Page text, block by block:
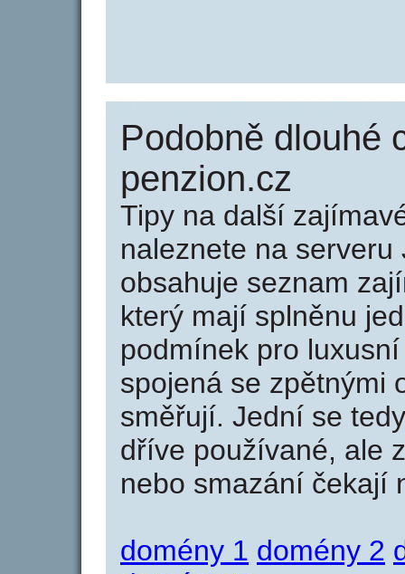
Podobně dlouhé
penzion.cz
Tipy na další
naleznete na serveru
obsahuje seznam
který mají splněnu
podmínek pro
spojená se zpětnými
směřují. Jední se
dříve používané, ale
nebo smazání čekají
domény 1 domény 2